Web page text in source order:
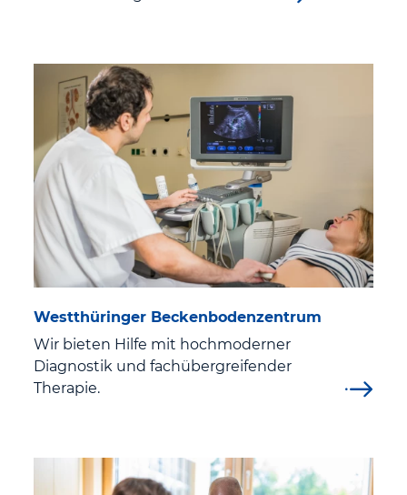
Besuchszeiten und Besucherinformation
Anfahrt und Parken
Service
Cafeteria
Orientierung im Haus
Seelsorge
Patientenfürsprecherin
Schwangerschaft und Geburt
Wichtige organisatorische Dinge
Westthüringer Beckenbodenzentrum
Wir bieten Hilfe mit hochmoderner
Diagnostik und fachübergreifender
Therapie.